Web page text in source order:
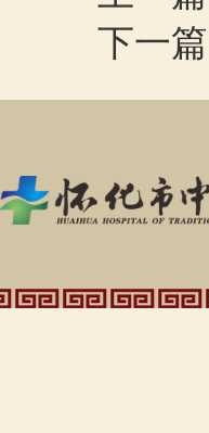
下一